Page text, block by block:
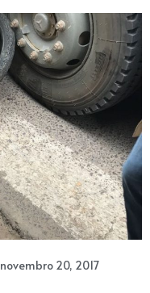
novembro 20, 2017